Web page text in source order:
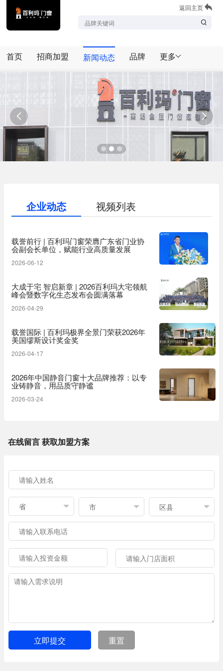
返回主页
首页 招商加盟 新闻动态 品牌 更多
 
企业动态 视频列表
载誉前行 | 百利玛门窗荣膺广东省门业协
会副会长单位，赋能行业高质量发展
2026-06-12
大成于宅 智启新章 | 2026百利玛大宅领航
峰会暨数字化生态发布会圆满落幕
2026-04-29
载誉国际 | 百利玛极界全景门荣获2026年
美国缪斯设计奖金奖
2026-04-17
2026年中国静音门窗十大品牌推荐：以专
业铸静音，用品质守静谧
2026-03-24
在线留言 获取加盟方案
立即提交 重置